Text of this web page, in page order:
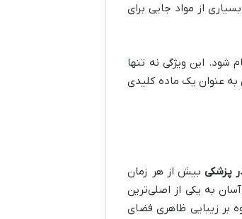
از مواد جایی برای
شود. این ویژگی نه تنها
عنوان یک ماده کلیدی
پزشکیبیش از هر زمان
به یکی از اصلی‌ترین
بر زیبایی ظاهری فضای